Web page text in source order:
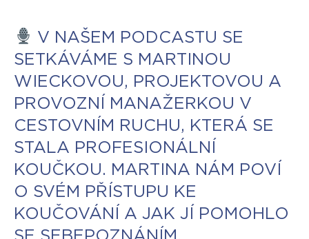
V NAŠEM PODCASTU SE
SETKÁVÁME S MARTINOU
WIECKOVOU, PROJEKTOVOU A
PROVOZNÍ MANAŽERKOU V
CESTOVNÍM RUCHU, KTERÁ SE
STALA PROFESIONÁLNÍ
KOUČKOU. MARTINA NÁM POVÍ
O SVÉM PŘÍSTUPU KE
KOUČOVÁNÍ A JAK JÍ POMOHLO
SE SEBEPOZNÁNÍM,